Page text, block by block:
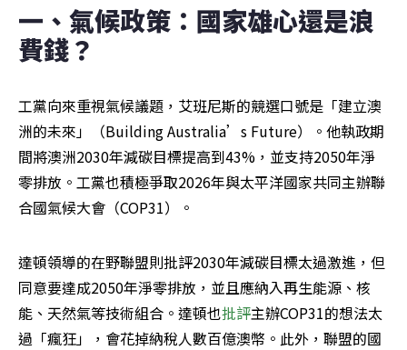
一、氣候政策：國家雄心還是浪
費錢？
工黨向來重視氣候議題，艾班尼斯的競選口號是「建立澳
洲的未來」（Building Australia’s Future）。他執政期
間將澳洲2030年減碳目標提高到43%，並支持2050年淨
零排放。工黨也積極爭取2026年與太平洋國家共同主辦聯
合國氣候大會（COP31）。
達頓領導的在野聯盟則批評2030年減碳目標太過激進，但
同意要達成2050年淨零排放，並且應納入再生能源、核
能、天然氣等技術組合。達頓也批評主辦COP31的想法太
過「瘋狂」，會花掉納稅人數百億澳幣。此外，聯盟的國